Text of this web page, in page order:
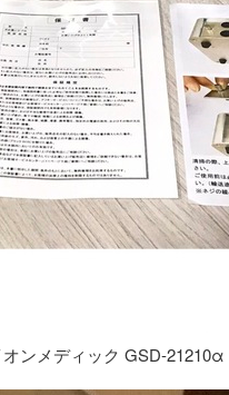
ンメディック GSD-21210α